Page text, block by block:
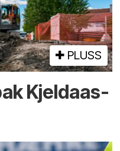
PLUSS
Kjeldaas-